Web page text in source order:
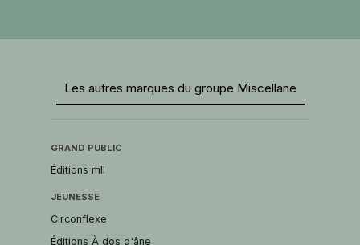
Les autres marques du groupe Miscellane
GRAND PUBLIC
Éditions mll
JEUNESSE
Circonflexe
Éditions À dos d'âne